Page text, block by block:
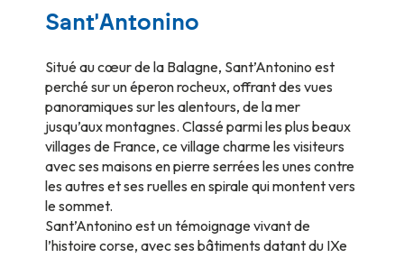
Sant'Antonino
Situé au cœur de la Balagne, Sant’Antonino est
perché sur un éperon rocheux, offrant des vues
panoramiques sur les alentours, de la mer
jusqu’aux montagnes. Classé parmi les plus beaux
villages de France, ce village charme les visiteurs
avec ses maisons en pierre serrées les unes contre
les autres et ses ruelles en spirale qui montent vers
le sommet.
Sant’Antonino est un témoignage vivant de
l’histoire corse, avec ses bâtiments datant du IXe